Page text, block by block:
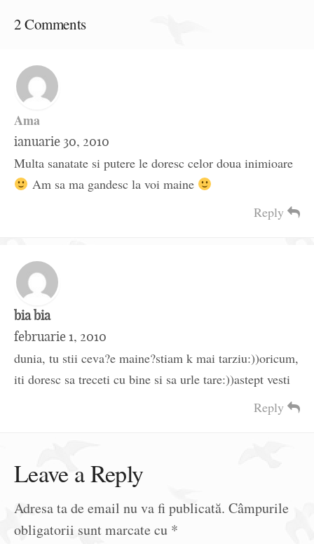
2 Comments
Ama
ianuarie 30, 2010
Multa sanatate si putere le doresc celor doua inimioare
Am sa ma gandesc la voi maine
Reply
bia bia
februarie 1, 2010
dunia, tu stii ceva?e maine?stiam k mai tarziu:))oricum,
iti doresc sa treceti cu bine si sa urle tare:))astept vesti
Reply
Leave a Reply
Adresa ta de email nu va fi publicată. Câmpurile
obligatorii sunt marcate cu *